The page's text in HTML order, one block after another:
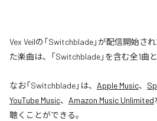
Vex Veilの「Switchblade」が配信開始さ
た楽曲は、「Switchblade」を含む全1曲
なお「Switchblade」は、 Apple Music、
YouTube Music、 Amazon Music Unlimited
聴くことができる。